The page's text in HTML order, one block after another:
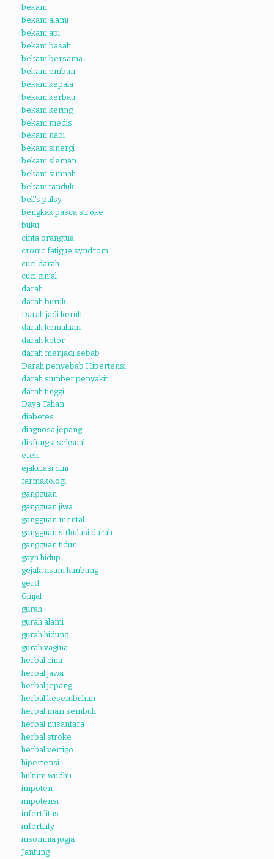
bekam
bekam alami
bekam api
bekam basah
bekam bersama
bekam embun
bekam kepala
bekam kerbau
bekam kering
bekam medis
bekam nabi
bekam sinergi
bekam sleman
bekam sunnah
bekam tanduk
bell's palsy
bengkak pasca stroke
buku
cinta orangtua
cronic fatigue syndrom
cuci darah
cuci ginjal
darah
darah buruk
Darah jadi keruh
darah kemaluan
darah kotor
darah menjadi sebab
Darah penyebab Hipertensi
darah sumber penyakit
darah tinggi
Daya Tahan
diabetes
diagnosa jepang
disfungsi seksual
efek
ejakulasi dini
farmakologi
gangguan
gangguan jiwa
gangguan mental
gangguan sirkulasi darah
gangguan tidur
gaya hidup
gejala asam lambung
gerd
Ginjal
gurah
gurah alami
gurah hidung
gurah vagina
herbal cina
herbal jawa
herbal jepang
herbal kesembuhan
herbal mari sembuh
herbal nusantara
herbal stroke
herbal vertigo
hipertensi
hukum wudhu
impoten
impotensi
infertilitas
infertility
insomnia jogja
Jantung